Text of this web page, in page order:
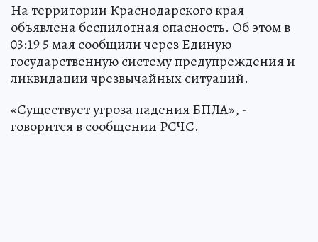
На территории Краснодарского края
объявлена беспилотная опасность. Об этом в
03:19 5 мая сообщили через Единую
государственную систему предупреждения и
ликвидации чрезвычайных ситуаций.
«Существует угроза падения БПЛА», -
говорится в сообщении РСЧС.